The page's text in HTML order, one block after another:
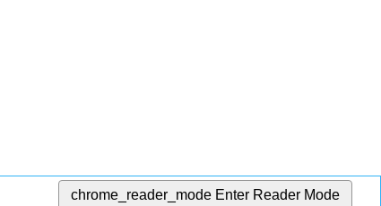
chrome_reader_mode Enter Reader Mode